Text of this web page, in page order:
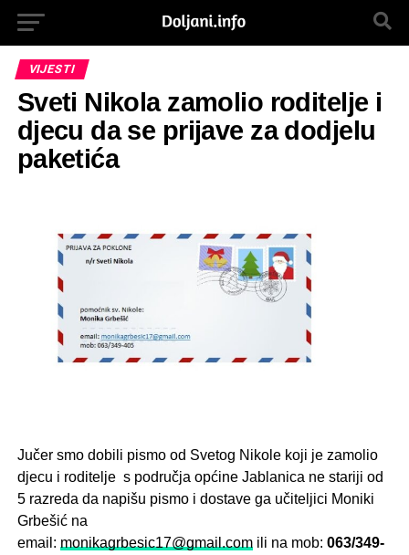
VIJESTI
Sveti Nikola zamolio roditelje i
djecu da se prijave za dodjelu
paketića
Jučer smo dobili pismo od Svetog Nikole koji je zamolio
djecu i roditelje s područja općine Jablanica ne stariji od
5 razreda da napišu pismo i dostave ga učiteljici Moniki
Grbešić na
email: monikagrbesic17@gmail.comili na mob: 063/349-